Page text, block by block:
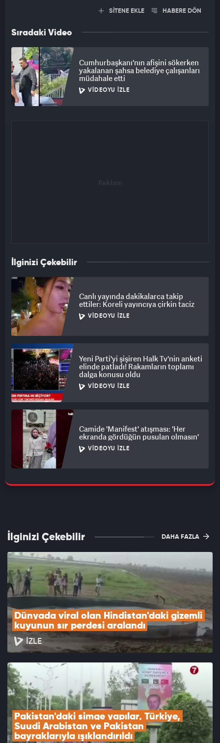
SİTENE EKLE HABERE DÖN
Sıradaki Video
Cumhurbaşkanı'nın afişini sökerken
yakalanan şahsa belediye çalışanları
müdahale etti
VIDEOYU İZLE
İlginizi Çekebilir
Canlı yayında dakikalarca takip
ettiler: Koreli yayıncıya çirkin taciz
VIDEOYU İZLE
Yeni Parti'yi şişiren Halk Tv'nin anketi
elinde patladı! Rakamların toplamı
dalga konusu oldu
VIDEOYU İZLE
Camide 'Manifest' atışması: 'Her
ekranda gördüğün pusulan olmasın'
VIDEOYU İZLE
İlginizi Çekebilir DAHA FAZLA
Dünyada viral olan Hindistan'daki gizemli
kuyunun sır perdesi aralandı
İZLE
Pakistan'daki simge yapılar, Türkiye,
Suudi Arabistan ve Pakistan
bayraklarıyla ışıklandırıldı